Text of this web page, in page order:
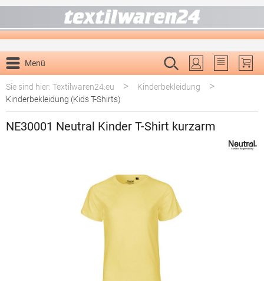
Menü
Du hast 0
Sie sind hier: Textilwaren24.eu
> Kinderbekleidung >
Kinderbekleidung (Kids T-Shirts)
NE30001 Neutral Kinder T-Shirt kurzarm